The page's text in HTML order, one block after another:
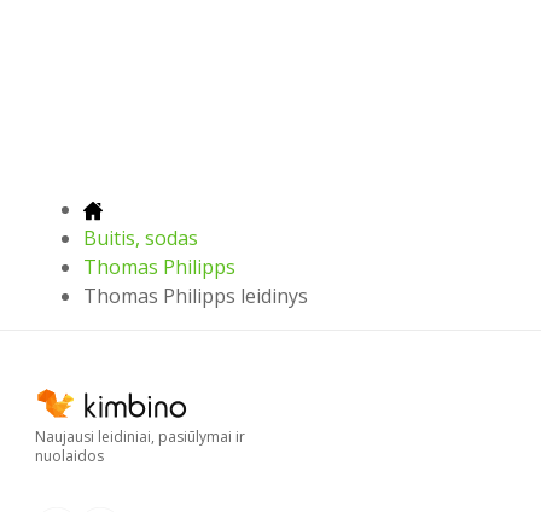
Buitis, sodas
Thomas Philipps
Thomas Philipps leidinys
Naujausi leidiniai, pasiūlymai ir
nuolaidos